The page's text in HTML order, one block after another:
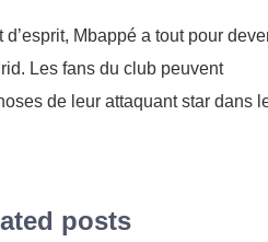
Mbappé a tout pour
Les fans du club peuvent
de leur attaquant star dans
posts